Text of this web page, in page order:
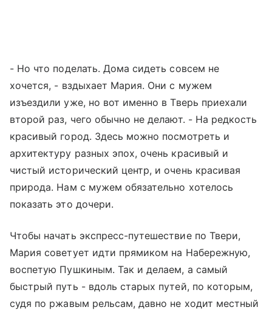
- Но что поделать. Дома сидеть совсем не
хочется, - вздыхает Мария. Они с мужем
изъездили уже, но вот именно в Тверь приехали
второй раз, чего обычно не делают. - На редкость
красивый город. Здесь можно посмотреть и
архитектуру разных эпох, очень красивый и
чистый исторический центр, и очень красивая
природа. Нам с мужем обязательно хотелось
показать это дочери.
Чтобы начать экспресс-путешествие по Твери,
Мария советует идти прямиком на Набережную,
воспетую Пушкиным. Так и делаем, а самый
быстрый путь - вдоль старых путей, по которым,
судя по ржавым рельсам, давно не ходит местный